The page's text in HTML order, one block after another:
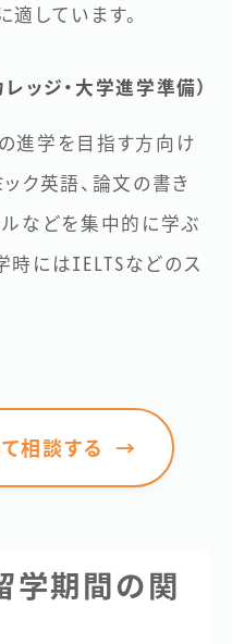
しています。
ッジ・大学進学準備）
進学を目指す方向け
ク英語、論文の書き
ルなどを集中的に学ぶ
時にはIELTSなどのス
相談する →
学期間の関